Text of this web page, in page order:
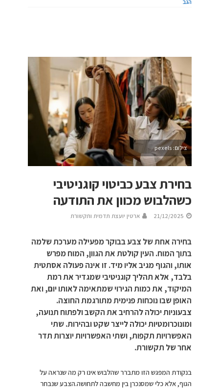
הגב
צילום: pexels
בחירת צבע כביטוי קוגניטיבי
כשהלבוש מכוון את התודעה
21/12/2025 ארטין יועצת תדמית ותקשורת
בחירה אחת של צבע בבוקר מפעילה מערכת שלמה
בתוך המוח. העין קולטת את הגוון, המוח מפרש
אותו, והגוף מגיב אליו מיד. זו אינה פעולה אסתטית
בלבד, אלא תהליך קוגניטיבי שמגדיר את רמת
המיקוד, את כמות הגירוי שמתאימה לאותו יום, ואת
האופן שבו נוכחות פנימית מתורגמת החוצה.
צבעוניות יכולה להרחיב את הקשב ולפתוח תנועה,
ומונוכרומטיות יכולה לייצר שקט ובהירות. שתי
האפשרויות תקפות, ושתי האפשרויות יוצרות תדר
אחר של תקשורת.
בנקודת המפגש הזו מתברר שהלבוש אינו רק מה שנראה על
הגוף, אלא כלי שמסנכרן בין מחשבה לתחושה.הצבע שנבחר